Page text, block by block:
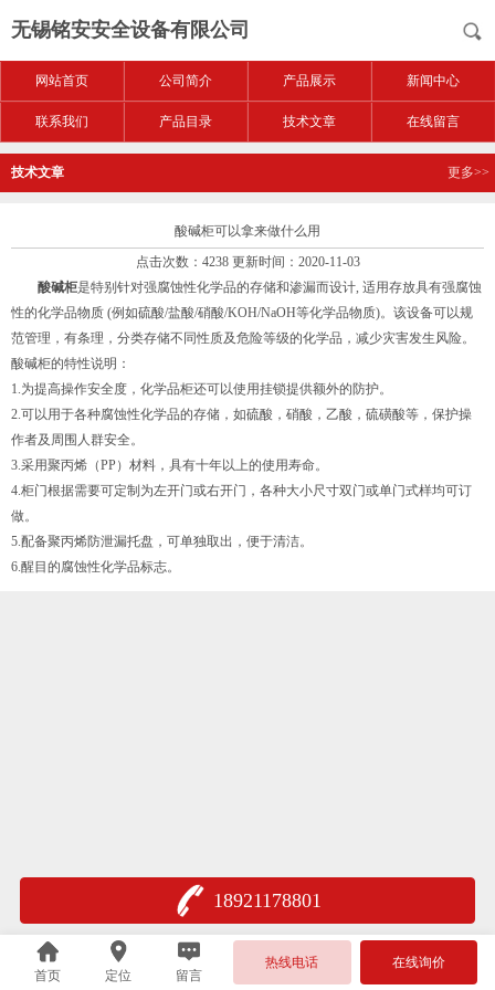
无锡铭安安全设备有限公司
网站首页 公司简介 产品展示 新闻中心
联系我们 产品目录 技术文章 在线留言
技术文章 更多>>
酸碱柜可以拿来做什么用
点击次数：4238 更新时间：2020-11-03
酸碱柜是特别针对强腐蚀性化学品的存储和渗漏而设计, 适用存放具有强腐蚀
性的化学品物质 (例如硫酸/盐酸/硝酸/KOH/NaOH等化学品物质)。该设备可以规
范管理，有条理，分类存储不同性质及危险等级的化学品，减少灾害发生风险。
酸碱柜的特性说明：
1.为提高操作安全度，化学品柜还可以使用挂锁提供额外的防护。
2.可以用于各种腐蚀性化学品的存储，如硫酸，硝酸，乙酸，硫磺酸等，保护操
作者及周围人群安全。
3.采用聚丙烯（PP）材料，具有十年以上的使用寿命。
4.柜门根据需要可定制为左开门或右开门，各种大小尺寸双门或单门式样均可订
做。
5.配备聚丙烯防泄漏托盘，可单独取出，便于清洁。
6.醒目的腐蚀性化学品标志。
18921178801
首页 定位 留言
热线电话 在线询价